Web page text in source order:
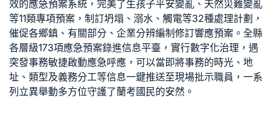
效的應急預案系統，完美了生孩子平安變亂、天然災難變亂
等11類專項預案，制訂坍塌、溺水、觸電等32種處理計劃，
催促各鄉鎮、有關部分、企業分辨編制修訂響應預案。全縣
各層級173項應急預案錄進信息平臺，實行數字化治理，遇
突發事務敏捷啟動應急呼應，可以當即將事務的時光、地
址、類型及義務分工等信息一鍵推送至現場批示職員，一系
列立異舉動多方位守護了蘭考國民的安然。